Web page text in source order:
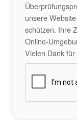
unsere
schützen. Ihre
Online-
Vielen Dank